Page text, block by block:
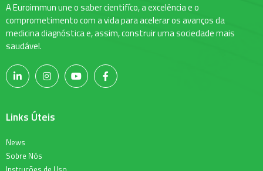
A Euroimmun une o saber cientifíco, a excelência e o
comprometimento com a vida para acelerar os avanços da
medicina diagnóstica e, assim, construir uma sociedade mais
saudável.
Links Úteis
News
Sobre Nós